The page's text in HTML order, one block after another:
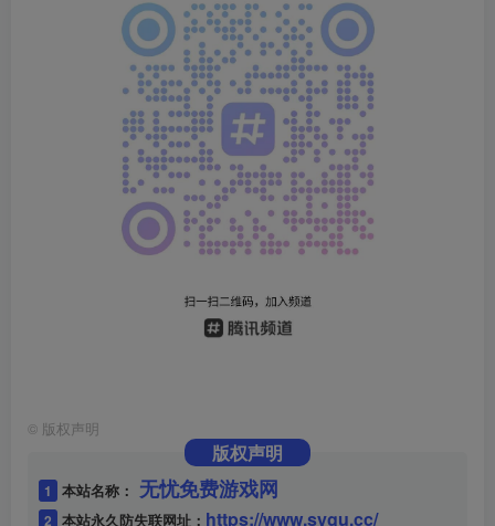
© 版权声明
版权声明
1 本站名称： 无忧免费游戏网
2 本站永久防失联网址： https://www.sygu.cc/